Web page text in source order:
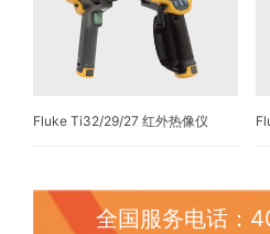
Fluke Ti32/29/27 红外热像仪
全国服务电话：